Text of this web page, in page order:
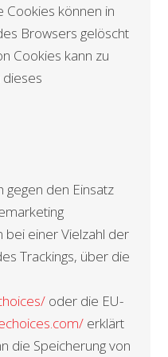
Cookies können in
Browsers gelöscht
Cookies kann zu
dieses
gegen den Einsatz
bei einer Vielzahl der
Trackings, über die
oder die EU-
erklärt
die Speicherung von